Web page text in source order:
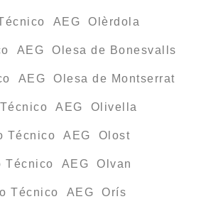
AEG Olèrdola
AEG Olesa de Bonesvalls
AEG Olesa de Montserrat
AEG Olivella
Técnico AEG Olost
Técnico AEG Olvan
Técnico AEG Orís